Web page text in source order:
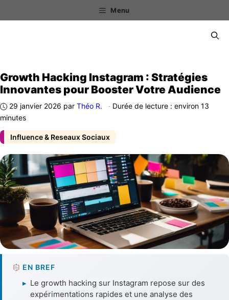
au
Menu
Influence & Reseaux Sociaux
Growth Hacking Instagram : Stratégies
Innovantes pour Booster Votre Audience
29 janvier 2026 par Théo R. · Durée de lecture : environ 13
minutes
EN BREF
▸ Le growth hacking sur Instagram repose sur des
expérimentations rapides et une analyse des